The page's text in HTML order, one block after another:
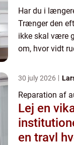
Har du i
Trænger den
ikke skal være
om, hvor vidt
30 july 2026
Reparation af
Lej en
en travl